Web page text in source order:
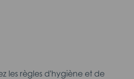
les règles d'hygiène et de